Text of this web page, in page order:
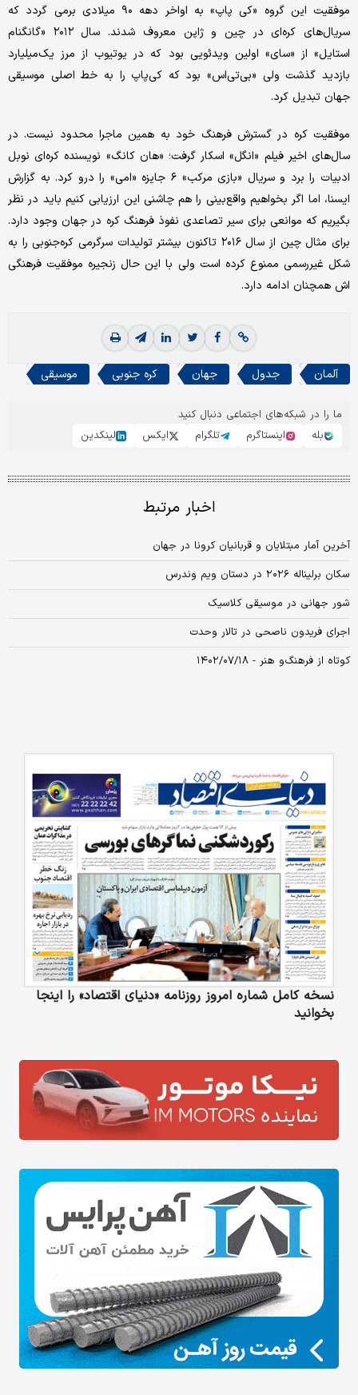
موفقیت این گروه «کی پاپ» به اواخر دهه ۹۰ میلادی برمی گردد که
سریال‌های کره‌ای در چین و ژاپن معروف شدند. سال ۲۰۱۲ «گانگنام
استایل» از «سای» اولین ویدئویی بود که در یوتیوب از مرز یک‌میلیارد
بازدید گذشت ولی «بی‌تی‌اس» بود که کی‌پاپ را به خط اصلی موسیقی
جهان تبدیل کرد.
موفقیت کره در گسترش فرهنگ خود به همین ماجرا محدود نیست. در
سال‌های اخیر فیلم «انگل» اسکار گرفت؛ «هان کانگ» نویسنده کره‌ای نوبل
ادبیات را برد و سریال «بازی مرکب» ۶ جایزه «امی» را درو کرد. به گزارش
ایسنا، اما اگر بخواهیم واقع‌بینی را هم چاشنی این ارزیابی کنیم باید در نظر
بگیریم که موانعی برای سیر تصاعدی نفوذ فرهنگ کره در جهان وجود دارد.
برای مثال چین از سال ۲۰۱۶ تاکنون بیشتر تولیدات سرگرمی کره‌جنوبی را به
شکل غیررسمی ممنوع کرده است ولی با این حال زنجیره موفقیت فرهنگی
اش همچنان ادامه دارد.
آلمان جدول جهان کره جنوبی موسیقی
ما را در شبکه‌های اجتماعی دنبال کنید
بله
اینستاگرم تلگرام ایکس لینکدین
اخبار مرتبط
آخرین آمار مبتلایان و قربانیان کرونا در جهان
سکان برلیناله ۲۰۲۶ در دستان ویم‌ وندرس
شور جهانی در موسیقی کلاسیک
اجرای فریدون ناصحی در تالار وحدت
کوتاه ‌از فرهنگ‌و هنر - ۱۴۰۲/۰۷/۱۸
نسخه کامل شماره امروز روزنامه «دنیای‌ اقتصاد» را اینجا
بخوانید